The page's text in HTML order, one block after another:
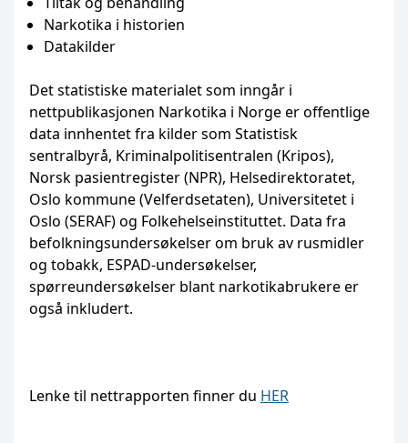
Narkotika i historien
Datakilder
Det statistiske materialet som inngår i
nettpublikasjonen Narkotika i Norge er offentlige
data innhentet fra kilder som Statistisk
sentralbyrå, Kriminalpolitisentralen (Kripos),
Norsk pasientregister (NPR), Helsedirektoratet,
Oslo kommune (Velferdsetaten), Universitetet i
Oslo (SERAF) og Folkehelseinstituttet. Data fra
befolkningsundersøkelser om bruk av rusmidler
og tobakk, ESPAD-undersøkelser,
spørreundersøkelser blant narkotikabrukere er
også inkludert.
Lenke til nettrapporten finner du HER